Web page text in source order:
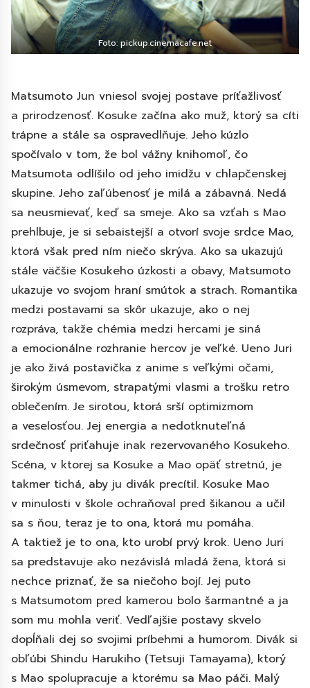
Foto: pickup.cinemacafe.net
Matsumoto Jun vniesol svojej postave príťažlivosť
a prirodzenosť. Kosuke začína ako muž, ktorý sa cíti
trápne a stále sa ospravedlňuje. Jeho kúzlo
spočívalo v tom, že bol vážny knihomoľ, čo
Matsumota odlíšilo od jeho imidžu v chlapčenskej
skupine. Jeho zaľúbenosť je milá a zábavná. Nedá
sa neusmievať, keď sa smeje. Ako sa vzťah s Mao
prehlbuje, je si sebaistejší a otvorí svoje srdce Mao,
ktorá však pred ním niečo skrýva. Ako sa ukazujú
stále väčšie Kosukeho úzkosti a obavy, Matsumoto
ukazuje vo svojom hraní smútok a strach. Romantika
medzi postavami sa skôr ukazuje, ako o nej
rozpráva, takže chémia medzi hercami je siná
a emocionálne rozhranie hercov je veľké. Ueno Juri
je ako živá postavička z anime s veľkými očami,
širokým úsmevom, strapatými vlasmi a trošku retro
oblečením. Je sirotou, ktorá srší optimizmom
a veselosťou. Jej energia a nedotknuteľná
srdečnosť priťahuje inak rezervovaného Kosukeho.
Scéna, v ktorej sa Kosuke a Mao opäť stretnú, je
takmer tichá, aby ju divák precítil. Kosuke Mao
v minulosti v škole ochraňoval pred šikanou a učil
sa s ňou, teraz je to ona, ktorá mu pomáha.
A taktiež je to ona, kto urobí prvý krok. Ueno Juri
sa predstavuje ako nezávislá mladá žena, ktorá si
nechce priznať, že sa niečoho bojí. Jej puto
s Matsumotom pred kamerou bolo šarmantné a ja
som mu mohla veriť. Vedľajšie postavy skvelo
dopĺňali dej so svojimi príbehmi a humorom. Divák si
obľúbi Shindu Harukiho (Tetsuji Tamayama), ktorý
s Mao spolupracuje a ktorému sa Mao páči. Malý